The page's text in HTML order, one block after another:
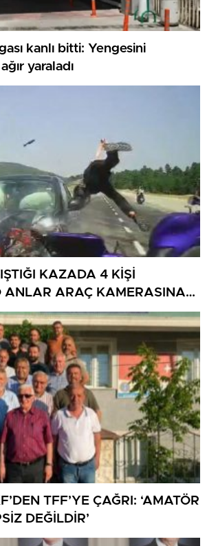
kanlı bitti: Yengesini
yaraladı
KAZADA 4 KİŞİ
ANLAR ARAÇ KAMERASINA
TFF’YE ÇAĞRI: ‘AMATÖR
DEĞİLDİR’